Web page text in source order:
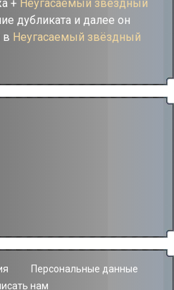
+ Неугасаемый звёздный
дубликата и далее он
в Неугасаемый звёздный
Персональные данные
нам